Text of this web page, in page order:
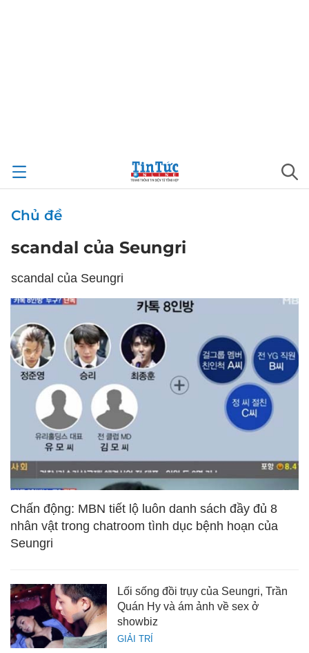
Chủ đề
scandal của Seungri
scandal của Seungri
Chấn động: MBN tiết lộ luôn danh sách đầy đủ 8
nhân vật trong chatroom tình dục bệnh hoạn của
Seungri
GIẢI TRÍ
Lối sống đồi trụy của Seungri, Trần
Quán Hy và ám ảnh về sex ở
showbiz